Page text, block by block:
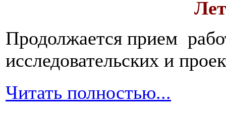
Продолжается прием
исследовательских и
Читать полностью...